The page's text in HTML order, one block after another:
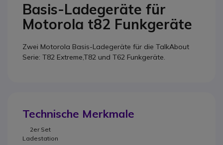
Basis-Ladegeräte für
Motorola t82 Funkgeräte
Zwei Motorola Basis-Ladegeräte für die TalkAbout
Serie: T82 Extreme,T82 und T62 Funkgeräte.
Technische Merkmale
2er Set
Ladestation